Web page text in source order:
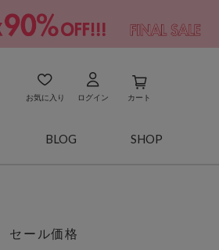
お気に入り ログイン カート
BLOG SHOP
セール価格